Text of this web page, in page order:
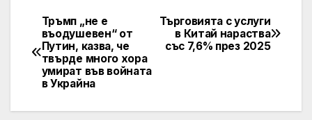
Post
navigation
Търговията с услуги
в Китай нараства
със 7,6% през 2025
Тръмп „не е
въодушевен“ от
Путин, казва, че
твърде много хора
умират във войната
в Украйна